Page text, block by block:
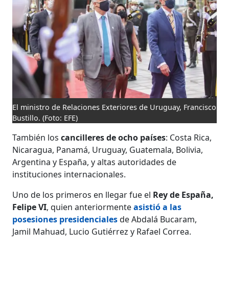
El ministro de Relaciones Exteriores de Uruguay, Francisco
Bustillo. (Foto: EFE)
También loscancilleres de ocho países: Costa Rica,
Nicaragua, Panamá, Uruguay, Guatemala, Bolivia,
Argentina y España, y altas autoridades de
instituciones internacionales.
Uno de los primeros en llegar fue el Rey de España,
Felipe VI, quien anteriormenteasistió a las
posesiones presidencialesde Abdalá Bucaram,
Jamil Mahuad, Lucio Gutiérrez y Rafael Correa.